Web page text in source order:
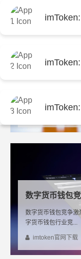
下载imTok...
数字货币钱包竞争
字货币钱包行业竞...
imtoken官网下载